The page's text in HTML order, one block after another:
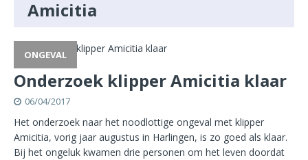
Amicitia
ONGEVAL
Onderzoek klipper Amicitia klaar
06/04/2017
Het onderzoek naar het noodlottige ongeval met klipper
Amicitia, vorig jaar augustus in Harlingen, is zo goed als klaar.
Bij het ongeluk kwamen drie personen om het leven doordat